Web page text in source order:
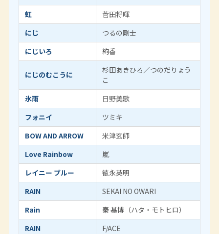
虹
菅田将暉
にじ
つるの剛士
にじいろ
絢香
にじのむこうに
杉田あきひろ／つのだりょう
こ
氷雨
日野美歌
フォニイ
ツミキ
BOW AND ARROW
米津玄師
Love Rainbow
嵐
レイニー ブルー
徳永英明
RAIN
SEKAI NO OWARI
Rain
秦 基博（ハタ・モトヒロ）
RAIN
F/ACE